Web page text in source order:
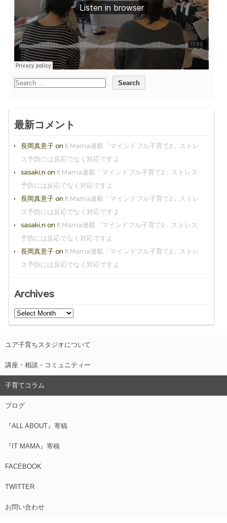
最新コメント
長岡真意子on It Mama連載「マインドフル子育て2」ストレ
ス予防には反応でなく対応ですよ
sasaki,n on It Mama連載「マインドフル子育て2」ストレス
予防には反応でなく対応ですよ
長岡真意子on It Mama連載「マインドフル子育て2」ストレ
ス予防には反応でなく対応ですよ
sasaki,n on It Mama連載「マインドフル子育て2」ストレス
予防には反応でなく対応ですよ
長岡真意子on It Mama連載「マインドフル子育て2」ストレ
ス予防には反応でなく対応ですよ
Archives
ユア子育ちスタジオについて
講座・相談・コミュニティー
子育てコラム
ブログ
『ALL ABOUT』寄稿
『IT MAMA』寄稿
FACEBOOK
TWITTER
お問い合わせ